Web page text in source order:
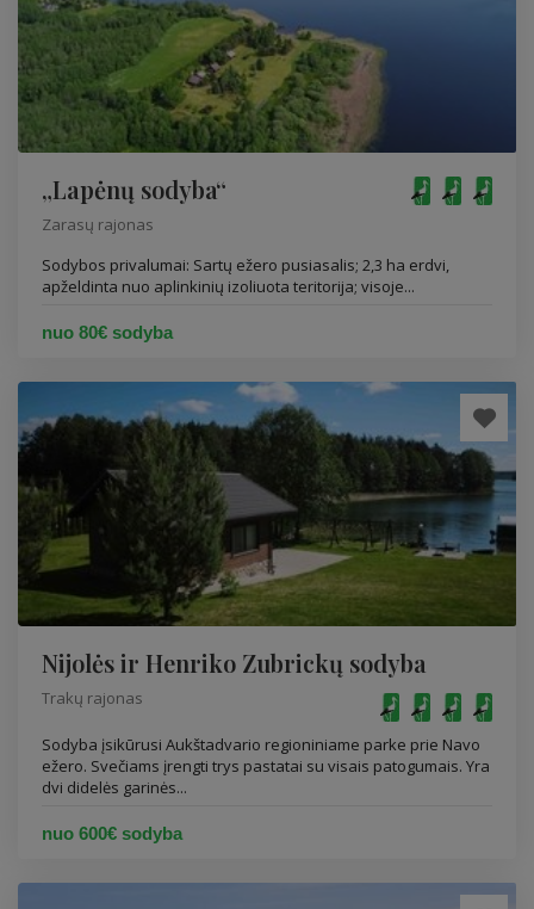
„Lapėnų sodyba“
Zarasų rajonas
Sodybos privalumai: Sartų ežero pusiasalis; 2,3 ha erdvi,
apželdinta nuo aplinkinių izoliuota teritorija; visoje...
nuo 80€ sodyba
Nijolės ir Henriko Zubrickų sodyba
Trakų rajonas
Sodyba įsikūrusi Aukštadvario regioniniame parke prie Navo
ežero. Svečiams įrengti trys pastatai su visais patogumais. Yra
dvi didelės garinės...
nuo 600€ sodyba